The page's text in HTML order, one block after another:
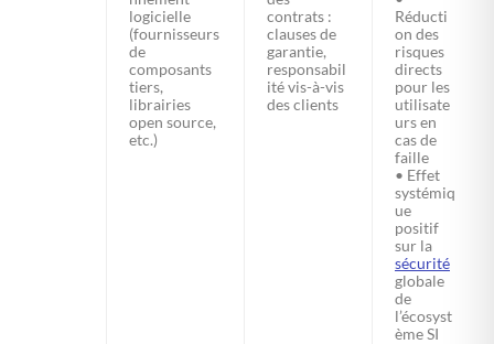
logicielle
(fournisseurs
de
composants
tiers,
librairies
open source,
etc.)
contrats :
clauses de
garantie,
responsabil
ité vis-à-vis
des clients
Réducti
on des
risques
directs
pour les
utilisate
urs en
cas de
faille
• Effet
systémiq
ue
positif
sur la
sécurité
globale
de
l’écosyst
ème SI